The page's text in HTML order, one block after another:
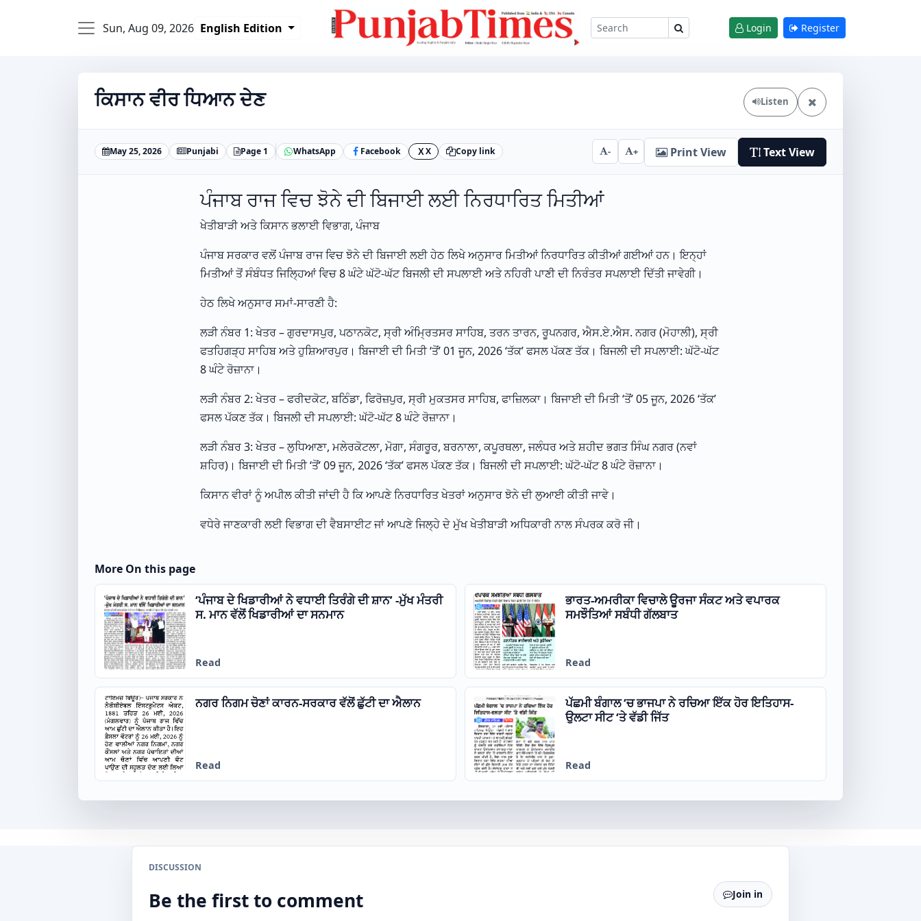
Sun, Aug 09, 2026 English Edition Login Register
ਕਿਸਾਨ ਵੀਰ ਧਿਆਨ ਦੇਣ Listen
May 25, 2026 Punjabi Page 1 WhatsApp Facebook X X Copy link - + Print View Text View
ਪੰਜਾਬ ਰਾਜ ਵਿਚ ਝੋਨੇ ਦੀ ਬਿਜਾਈ ਲਈ ਨਿਰਧਾਰਿਤ ਮਿਤੀਆਂ
ਖੇਤੀਬਾੜੀ ਅਤੇ ਕਿਸਾਨ ਭਲਾਈ ਵਿਭਾਗ, ਪੰਜਾਬ
ਪੰਜਾਬ ਸਰਕਾਰ ਵਲੋਂ ਪੰਜਾਬ ਰਾਜ ਵਿਚ ਝੋਨੇ ਦੀ ਬਿਜਾਈ ਲਈ ਹੇਠ ਲਿਖੇ ਅਨੁਸਾਰ ਮਿਤੀਆਂ ਨਿਰਧਾਰਿਤ ਕੀਤੀਆਂ ਗਈਆਂ ਹਨ। ਇਨ੍ਹਾਂ
ਮਿਤੀਆਂ ਤੋਂ ਸੰਬੰਧਤ ਜਿਲ੍ਹਿਆਂ ਵਿਚ 8 ਘੰਟੇ ਘੱਟੋ-ਘੱਟ ਬਿਜਲੀ ਦੀ ਸਪਲਾਈ ਅਤੇ ਨਹਿਰੀ ਪਾਣੀ ਦੀ ਨਿਰੰਤਰ ਸਪਲਾਈ ਦਿੱਤੀ ਜਾਵੇਗੀ।
ਹੇਠ ਲਿਖੇ ਅਨੁਸਾਰ ਸਮਾਂ-ਸਾਰਣੀ ਹੈ:
ਲੜੀ ਨੰਬਰ 1: ਖੇਤਰ – ਗੁਰਦਾਸਪੁਰ, ਪਠਾਨਕੋਟ, ਸ੍ਰੀ ਅੰਮ੍ਰਿਤਸਰ ਸਾਹਿਬ, ਤਰਨ ਤਾਰਨ, ਰੂਪਨਗਰ, ਐਸ.ਏ.ਐਸ. ਨਗਰ (ਮੋਹਾਲੀ), ਸ੍ਰੀ
ਫਤਹਿਗੜ੍ਹ ਸਾਹਿਬ ਅਤੇ ਹੁਸ਼ਿਆਰਪੁਰ। ਬਿਜਾਈ ਦੀ ਮਿਤੀ ‘ਤੋਂ’ 01 ਜੂਨ, 2026 ‘ਤੱਕ’ ਫਸਲ ਪੱਕਣ ਤੱਕ। ਬਿਜਲੀ ਦੀ ਸਪਲਾਈ: ਘੱਟੋ-ਘੱਟ
8 ਘੰਟੇ ਰੋਜ਼ਾਨਾ।
ਲੜੀ ਨੰਬਰ 2: ਖੇਤਰ – ਫਰੀਦਕੋਟ, ਬਠਿੰਡਾ, ਫਿਰੋਜ਼ਪੁਰ, ਸ੍ਰੀ ਮੁਕਤਸਰ ਸਾਹਿਬ, ਫਾਜ਼ਿਲਕਾ। ਬਿਜਾਈ ਦੀ ਮਿਤੀ ‘ਤੋਂ’ 05 ਜੂਨ, 2026 ‘ਤੱਕ’
ਫਸਲ ਪੱਕਣ ਤੱਕ। ਬਿਜਲੀ ਦੀ ਸਪਲਾਈ: ਘੱਟੋ-ਘੱਟ 8 ਘੰਟੇ ਰੋਜ਼ਾਨਾ।
ਲੜੀ ਨੰਬਰ 3: ਖੇਤਰ – ਲੁਧਿਆਣਾ, ਮਲੇਰਕੋਟਲਾ, ਮੋਗਾ, ਸੰਗਰੂਰ, ਬਰਨਾਲਾ, ਕਪੂਰਥਲਾ, ਜਲੰਧਰ ਅਤੇ ਸ਼ਹੀਦ ਭਗਤ ਸਿੰਘ ਨਗਰ (ਨਵਾਂ
ਸ਼ਹਿਰ)। ਬਿਜਾਈ ਦੀ ਮਿਤੀ ‘ਤੋਂ’ 09 ਜੂਨ, 2026 ‘ਤੱਕ’ ਫਸਲ ਪੱਕਣ ਤੱਕ। ਬਿਜਲੀ ਦੀ ਸਪਲਾਈ: ਘੱਟੋ-ਘੱਟ 8 ਘੰਟੇ ਰੋਜ਼ਾਨਾ।
ਕਿਸਾਨ ਵੀਰਾਂ ਨੂੰ ਅਪੀਲ ਕੀਤੀ ਜਾਂਦੀ ਹੈ ਕਿ ਆਪਣੇ ਨਿਰਧਾਰਿਤ ਖੇਤਰਾਂ ਅਨੁਸਾਰ ਝੋਨੇ ਦੀ ਲੁਆਈ ਕੀਤੀ ਜਾਵੇ।
ਵਧੇਰੇ ਜਾਣਕਾਰੀ ਲਈ ਵਿਭਾਗ ਦੀ ਵੈਬਸਾਈਟ ਜਾਂ ਆਪਣੇ ਜਿਲ੍ਹੇ ਦੇ ਮੁੱਖ ਖੇਤੀਬਾੜੀ ਅਧਿਕਾਰੀ ਨਾਲ ਸੰਪਰਕ ਕਰੋ ਜੀ।
More On this page
‘ਪੰਜਾਬ ਦੇ ਖਿਡਾਰੀਆਂ ਨੇ ਵਧਾਈ ਤਿਰੰਗੇ ਦੀ ਸ਼ਾਨ’ -ਮੁੱਖ ਮੰਤਰੀ
ਸ. ਮਾਨ ਵੱਲੋਂ ਖਿਡਾਰੀਆਂ ਦਾ ਸਨਮਾਨ
Read
ਭਾਰਤ-ਅਮਰੀਕਾ ਵਿਚਾਲੇ ਊਰਜਾ ਸੰਕਟ ਅਤੇ ਵਪਾਰਕ
ਸਮਝੌਤਿਆਂ ਸਬੰਧੀ ਗੱਲਬਾਤ
Read
ਨਗਰ ਨਿਗਮ ਚੋਣਾਂ ਕਾਰਨ-ਸਰਕਾਰ ਵੱਲੋਂ ਛੁੱਟੀ ਦਾ ਐਲਾਨ
Read
ਪੱਛਮੀ ਬੰਗਾਲ ‘ਚ ਭਾਜਪਾ ਨੇ ਰਚਿਆ ਇੱਕ ਹੋਰ ਇਤਿਹਾਸ-
ਉਲਟਾ ਸੀਟ ‘ਤੇ ਵੱਡੀ ਜਿੱਤ
Read
DISCUSSION
Be the first to comment Join in